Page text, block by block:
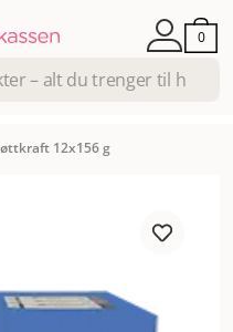
0
12x156 g